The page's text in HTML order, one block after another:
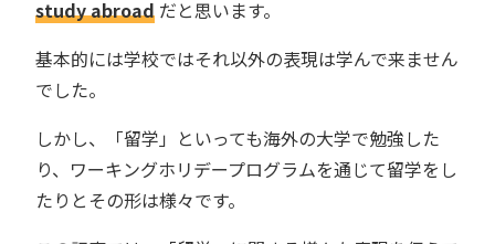
study abroad だと思います。
基本的には学校ではそれ以外の表現は学んで来ません
でした。
しかし、「留学」といっても海外の大学で勉強した
り、ワーキングホリデープログラムを通じて留学をし
たりとその形は様々です。